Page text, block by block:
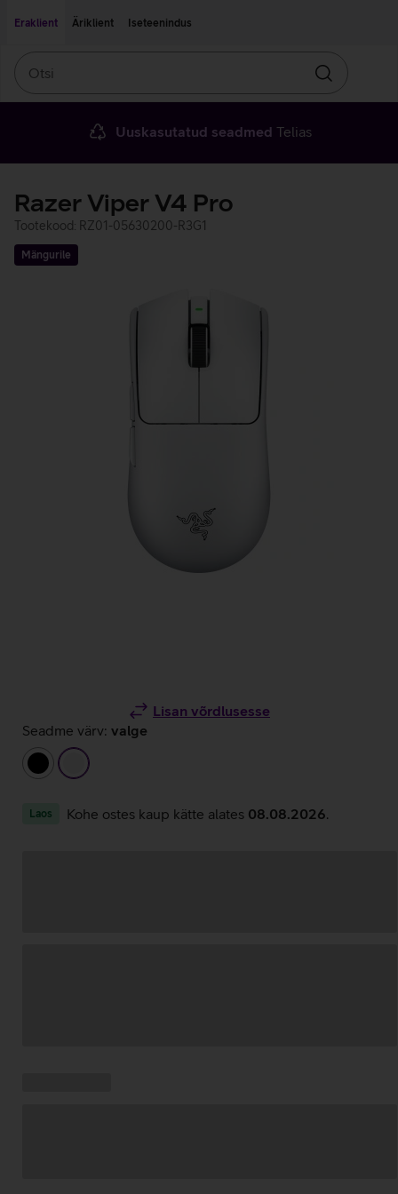
Eraklient
Äriklient Iseteenindus
Otsin
Uuskasutatud seadmed Telias
Razer Viper V4 Pro
Tootekood: RZ01-05630200-R3G1
Mängurile
Lisan võrdlusesse
Seadme värv: valge
must
valge
Laos Kohe ostes kaup kätte alates 08.08.2026